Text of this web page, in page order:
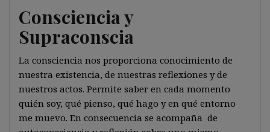
Consciencia y
Supraconscia
La consciencia nos proporciona conocimiento de
nuestra existencia, de nuestras reflexiones y de
nuestros actos. Permite saber en cada momento
quién soy, qué pienso, qué hago y en qué entorno
me muevo. En consecuencia se acompaña de